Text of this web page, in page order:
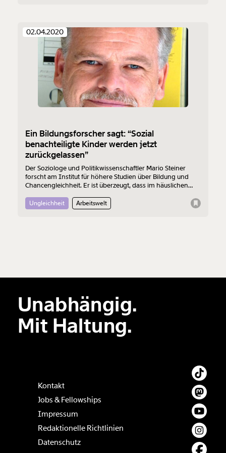
Weiter
1/3
02.04.2020
Ein Bildungsforscher sagt: “Sozial
benachteiligte Kinder werden jetzt
zurückgelassen”
Der Soziologe und Politikwissenschaftler Mario Steiner
forscht am Institut für höhere Studien über Bildung und
Chancengleichheit. Er ist überzeugt, dass im häuslichen
werden. Was dringend passieren müsste, damit diese
Bildungskarrieren doch noch ein Erfolg werden, erklärt er
Ungleichheit Arbeitswelt
Unabhängig.
Mit Haltung.
Kontakt
Jobs & Fellowships
Impressum
Redaktionelle Richtlinien
Datenschutz